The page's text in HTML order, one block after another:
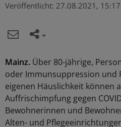
Veröffentlicht: 27.08.2021,
Mainz. Über 80-jährige,
oder Immunsuppression und
eigenen Häuslichkeit können
Auffrischimpfung gegen
Bewohnerinnen und
Alten- und